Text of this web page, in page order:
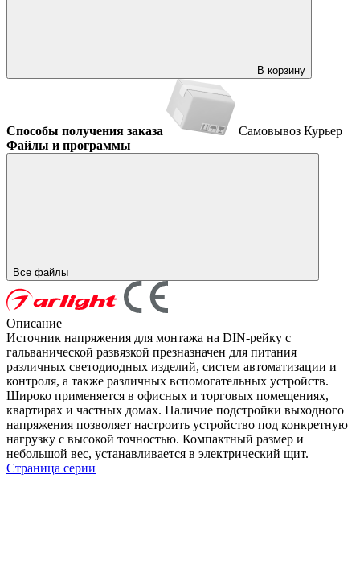
В корзину
Способы получения заказа Самовывоз Курьер
Файлы и программы
Все файлы
Описание
Источник напряжения для монтажа на DIN-рейку с
гальванической развязкой презназначен для питания
различных светодиодных изделий, систем автоматизации и
контроля, а также различных вспомогательных устройств.
Широко применяется в офисных и торговых помещениях,
квартирах и частных домах. Наличие подстройки выходного
напряжения позволяет настроить устройство под конкретную
нагрузку с высокой точностью. Компактный размер и
небольшой вес, устанавливается в электрический щит.
Страница серии